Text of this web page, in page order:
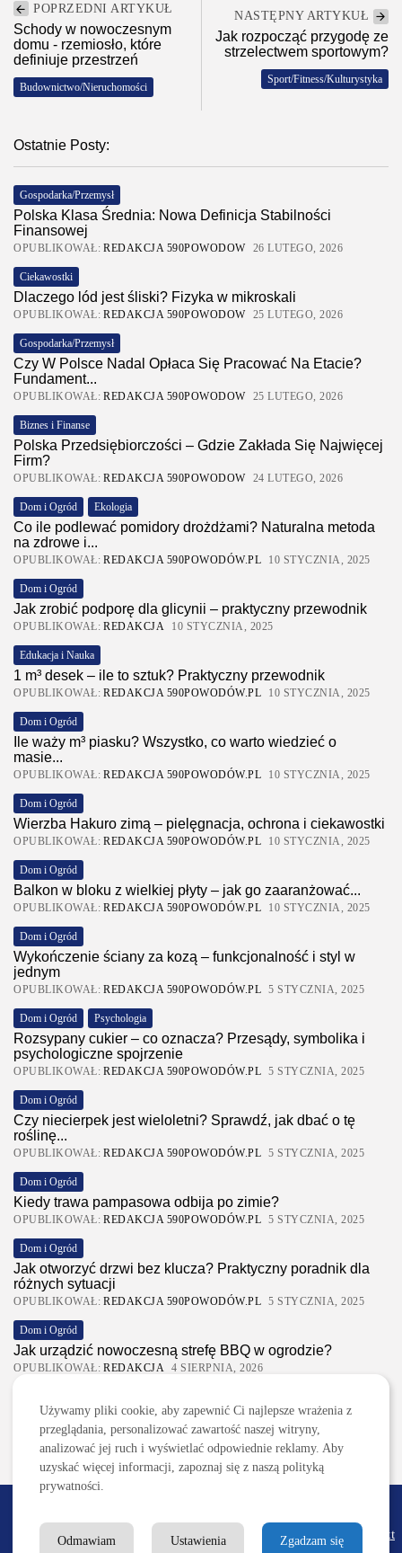
POPRZEDNI ARTYKUŁ
Schody w nowoczesnym
domu - rzemiosło, które
definiuje przestrzeń
Budownictwo/Nieruchomości
NASTĘPNY ARTYKUŁ
Jak rozpocząć przygodę ze
strzelectwem sportowym?
Sport/Fitness/Kulturystyka
Ostatnie Posty:
Gospodarka/Przemysł
Polska Klasa Średnia: Nowa Definicja Stabilności
Finansowej
OPUBLIKOWAŁ: REDAKCJA 590POWODOW 26 LUTEGO, 2026
Ciekawostki
Dlaczego lód jest śliski? Fizyka w mikroskali
OPUBLIKOWAŁ: REDAKCJA 590POWODOW 25 LUTEGO, 2026
Gospodarka/Przemysł
Czy W Polsce Nadal Opłaca Się Pracować Na Etacie?
Fundament...
OPUBLIKOWAŁ: REDAKCJA 590POWODOW 25 LUTEGO, 2026
Biznes i Finanse
Polska Przedsiębiorczości – Gdzie Zakłada Się Najwięcej
Firm?
OPUBLIKOWAŁ: REDAKCJA 590POWODOW 24 LUTEGO, 2026
Dom i Ogród Ekologia
Co ile podlewać pomidory drożdżami? Naturalna metoda
na zdrowe i...
OPUBLIKOWAŁ: REDAKCJA 590POWODÓW.PL 10 STYCZNIA, 2025
Dom i Ogród
Jak zrobić podporę dla glicynii – praktyczny przewodnik
OPUBLIKOWAŁ: REDAKCJA 10 STYCZNIA, 2025
Edukacja i Nauka
1 m³ desek – ile to sztuk? Praktyczny przewodnik
OPUBLIKOWAŁ: REDAKCJA 590POWODÓW.PL 10 STYCZNIA, 2025
Dom i Ogród
Ile waży m³ piasku? Wszystko, co warto wiedzieć o
masie...
OPUBLIKOWAŁ: REDAKCJA 590POWODÓW.PL 10 STYCZNIA, 2025
Dom i Ogród
Wierzba Hakuro zimą – pielęgnacja, ochrona i ciekawostki
OPUBLIKOWAŁ: REDAKCJA 590POWODÓW.PL 10 STYCZNIA, 2025
Dom i Ogród
Balkon w bloku z wielkiej płyty – jak go zaaranżować...
OPUBLIKOWAŁ: REDAKCJA 590POWODÓW.PL 10 STYCZNIA, 2025
Dom i Ogród
Wykończenie ściany za kozą – funkcjonalność i styl w
jednym
OPUBLIKOWAŁ: REDAKCJA 590POWODÓW.PL 5 STYCZNIA, 2025
Dom i Ogród Psychologia
Rozsypany cukier – co oznacza? Przesądy, symbolika i
psychologiczne spojrzenie
OPUBLIKOWAŁ: REDAKCJA 590POWODÓW.PL 5 STYCZNIA, 2025
Dom i Ogród
Czy niecierpek jest wieloletni? Sprawdź, jak dbać o tę
roślinę...
OPUBLIKOWAŁ: REDAKCJA 590POWODÓW.PL 5 STYCZNIA, 2025
Dom i Ogród
Kiedy trawa pampasowa odbija po zimie?
OPUBLIKOWAŁ: REDAKCJA 590POWODÓW.PL 5 STYCZNIA, 2025
Dom i Ogród
Jak otworzyć drzwi bez klucza? Praktyczny poradnik dla
różnych sytuacji
OPUBLIKOWAŁ: REDAKCJA 590POWODÓW.PL 5 STYCZNIA, 2025
Dom i Ogród
Jak urządzić nowoczesną strefę BBQ w ogrodzie?
OPUBLIKOWAŁ: REDAKCJA 4 SIERPNIA, 2026
Lattafa Asad – gdzie kupić?
OPUBLIKOWAŁ: REDAKCJA 3 SIERPNIA, 2026
Redakcja
Reklama/Współpraca Regulamin
Polityka
Kontakt
Używamy pliki cookie, aby zapewnić Ci najlepsze wrażenia z
przeglądania, personalizować zawartość naszej witryny,
analizować jej ruch i wyświetlać odpowiednie reklamy. Aby
uzyskać więcej informacji, zapoznaj się z naszą polityką
prywatności.
Zgadzam się
Ustawienia
Odmawiam